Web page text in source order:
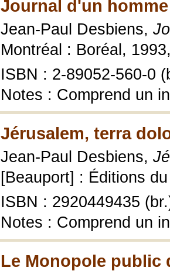
Journal d'un homme
Jean-Paul Desbiens,
Montréal : Boréal,
ISBN : 2-89052-560-0
Notes : Comprend un
Jérusalem, terra
Jean-Paul Desbiens,
[Beauport] : Éditions
ISBN : 2920449435
Notes : Comprend un
Le Monopole public